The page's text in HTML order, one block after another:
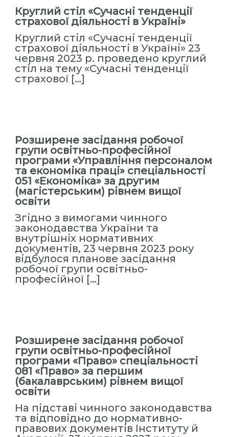
Круглий стіл «Сучасні тенденції
страхової діяльності в Україні»
Круглий стіл «Сучасні тенденції
страхової діяльності в Україні» 23
червня 2023 р. проведено круглий
стіл на тему «Сучасні тенденції
страхової […]
Розширене засідання робочої
групи освітньо-професійної
програми «Управління персоналом
та економіка праці» спеціальності
051 «Економіка» за другим
(магістерським) рівнем вищої
освіти
Згідно з вимогами чинного
законодавства України та
внутрішніх нормативних
документів, 23 червня 2023 року
відбулося планове засідання
робочої групи освітньо-
професійної […]
Розширене засідання робочої
групи освітньо-професійної
програми «Право» спеціальності
081 «Право» за першим
(бакалаврським) рівнем вищої
освіти
На підставі чинного законодавства
та відповідно до нормативно-
правових документів Інституту й